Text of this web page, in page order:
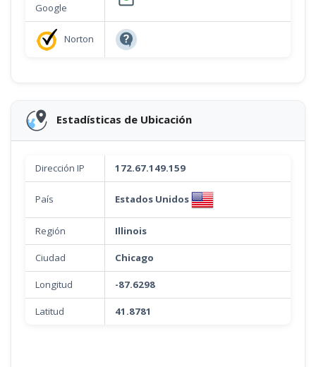
Google
Norton
Estadísticas de Ubicación
Dirección IP 172.67.149.159
País Estados Unidos
Región Illinois
Ciudad Chicago
Longitud -87.6298
Latitud 41.8781